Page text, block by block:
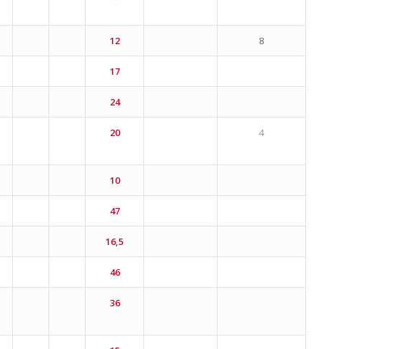
12 8
17
24
20 4
10
47
16,5
46
36